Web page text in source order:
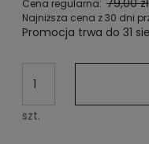
Cena regularna: 79,00 zł
Najniższa cena z 30 dni
Promocja trwa do 31
szt.